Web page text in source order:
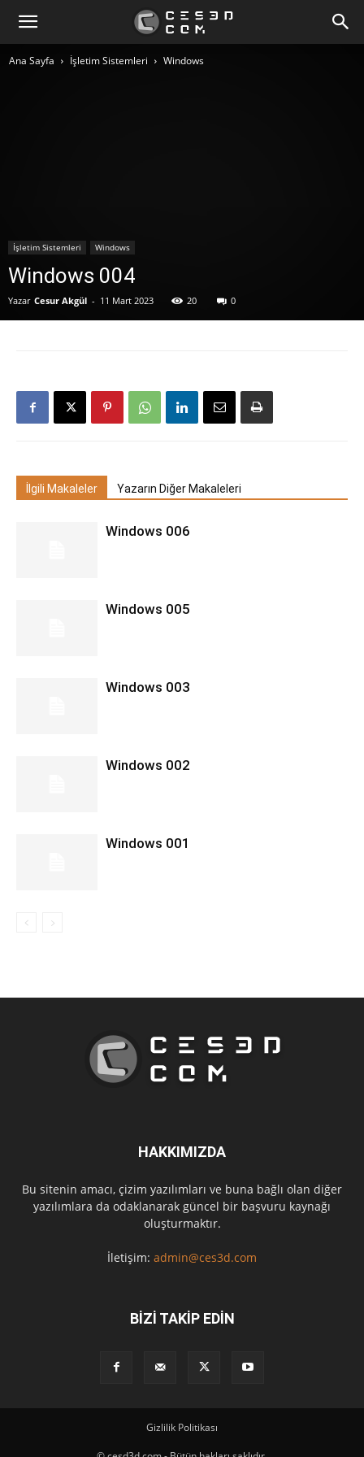
Ana Sayfa İşletim Sistemleri Windows
İşletim Sistemleri Windows
Windows 004
Yazar Cesur Akgül - 11 Mart 2023 20 0
İlgili Makaleler Yazarın Diğer Makaleleri
Windows 006
Windows 005
Windows 003
Windows 002
Windows 001
HAKKIMIZDA
Bu sitenin amacı, çizim yazılımları ve buna bağlı olan diğer
yazılımlara da odaklanarak güncel bir başvuru kaynağı
oluşturmaktır.
İletişim: admin@ces3d.com
BİZİ TAKİP EDİN
Gizlilik Politikası